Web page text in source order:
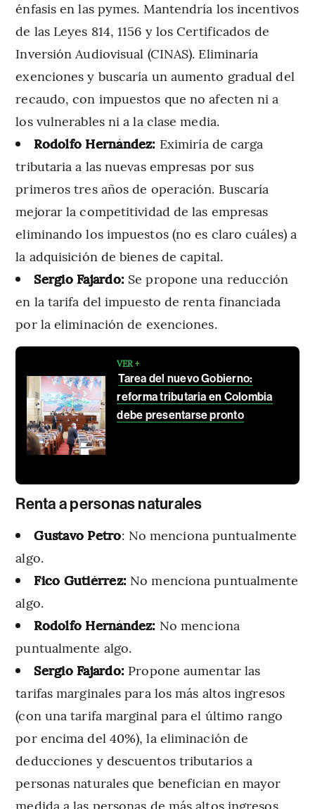
énfasis en las pymes. Mantendría los incentivos
de las Leyes 814, 1156 y los Certificados de
Inversión Audiovisual (CINAS). Eliminaría
exenciones y buscaría un aumento gradual del
recaudo, con impuestos que no afecten ni a
los vulnerables ni a la clase media.
Rodolfo Hernández: Eximiría de carga
tributaria a las nuevas empresas por sus
primeros tres años de operación. Buscaría
mejorar la competitividad de las empresas
eliminando los impuestos (no es claro cuáles) a
la adquisición de bienes de capital.
Sergio Fajardo: Se propone una reducción
en la tarifa del impuesto de renta financiada
por la eliminación de exenciones.
VER +
Tarea del nuevo Gobierno:
reforma tributaria en Colombia
debe presentarse pronto
Renta a personas naturales
Gustavo Petro: No menciona puntualmente
algo.
Fico Gutiérrez: No menciona puntualmente
algo.
Rodolfo Hernández: No menciona
puntualmente algo.
Sergio Fajardo: Propone aumentar las
tarifas marginales para los más altos ingresos
(con una tarifa marginal para el último rango
por encima del 40%), la eliminación de
deducciones y descuentos tributarios a
personas naturales que benefician en mayor
medida a las personas de más altos ingresos